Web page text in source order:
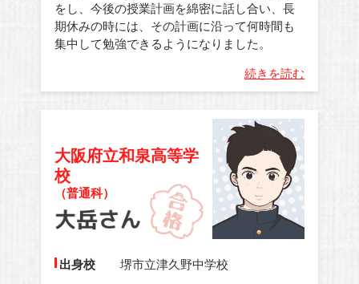
をし、今後の授業計画を綿密に話し合い、長
期休みの時には、その計画に沿って何時間も
集中して勉強できるようになりました。
続きを読む
大阪府立和泉高等学
校
（普通科）
出身校 堺市立津久野中学校